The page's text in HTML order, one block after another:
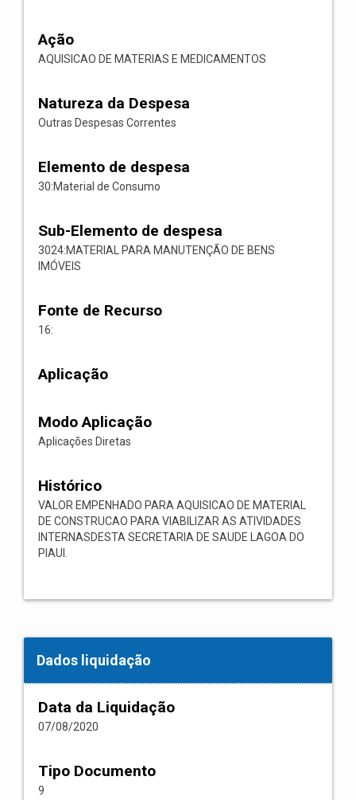
Ação
AQUISICAO DE MATERIAS E MEDICAMENTOS
Natureza da Despesa
Outras Despesas Correntes
Elemento de despesa
30:Material de Consumo
Sub-Elemento de despesa
3024:MATERIAL PARA MANUTENÇÃO DE BENS
IMÓVEIS
Fonte de Recurso
16:
Aplicação
Modo Aplicação
Aplicações Diretas
Histórico
VALOR EMPENHADO PARA AQUISICAO DE MATERIAL
DE CONSTRUCAO PARA VIABILIZAR AS ATIVIDADES
INTERNASDESTA SECRETARIA DE SAUDE LAGOA DO
PIAUI.
Dados liquidação
Data da Liquidação
07/08/2020
Tipo Documento
9